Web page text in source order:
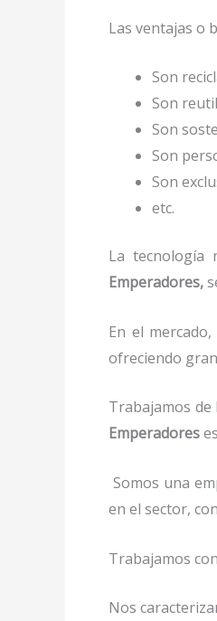
Las ventajas o
Son
Son
Son
Son
Son
etc.
La tecnología
Emperadores,
En el
ofreciendo
Trabajamos
Emperadores
Somos una
en el sector,
Trabajamos
Nos